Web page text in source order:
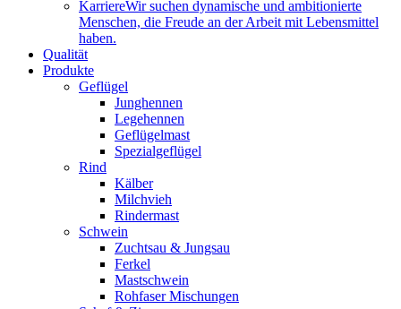
KarriereWir suchen dynamische und ambitionierte
Menschen, die Freude an der Arbeit mit Lebensmittel
haben.
Qualität
Produkte
Geflügel
Junghennen
Legehennen
Geflügelmast
Spezialgeflügel
Rind
Kälber
Milchvieh
Rindermast
Schwein
Zuchtsau & Jungsau
Ferkel
Mastschwein
Rohfaser Mischungen